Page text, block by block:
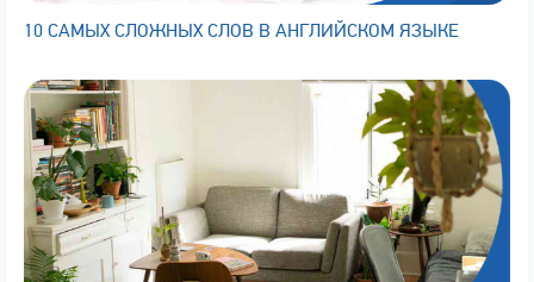
10 САМЫХ СЛОЖНЫХ СЛОВ В АНГЛИЙСКОМ ЯЗЫКЕ